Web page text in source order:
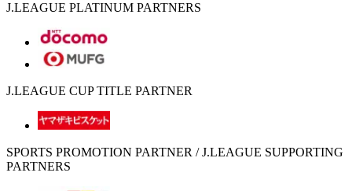
J.LEAGUE PLATINUM PARTNERS
J.LEAGUE CUP TITLE PARTNER
SPORTS PROMOTION PARTNER / J.LEAGUE SUPPORTING
PARTNERS